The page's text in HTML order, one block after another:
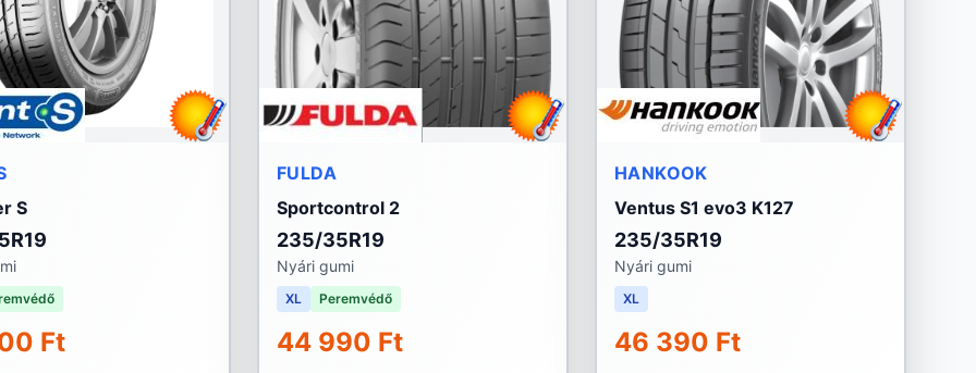
S
Ft
FULDA
Sportcontrol 2
235/35R19
Nyári gumi
XL Peremvédő
44 990 Ft
HANKOOK
Ventus S1 evo3 K127
235/35R19
Nyári gumi
XL
46 390 Ft